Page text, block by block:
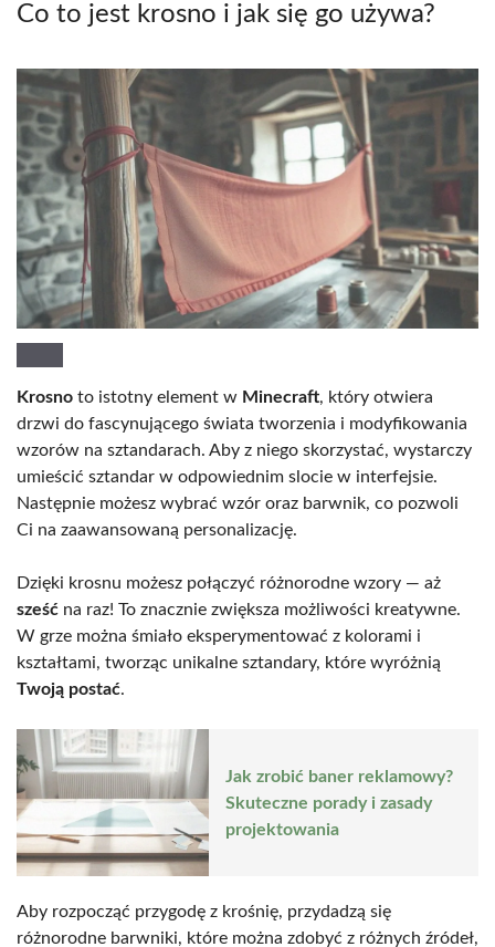
Co to jest krosno i jak się go używa?
Krosno to istotny element w Minecraft, który otwiera
drzwi do fascynującego świata tworzenia i modyfikowania
wzorów na sztandarach. Aby z niego skorzystać, wystarczy
umieścić sztandar w odpowiednim slocie w interfejsie.
Następnie możesz wybrać wzór oraz barwnik, co pozwoli
Ci na zaawansowaną personalizację.
Dzięki krosnu możesz połączyć różnorodne wzory — aż
sześć na raz! To znacznie zwiększa możliwości kreatywne.
W grze można śmiało eksperymentować z kolorami i
kształtami, tworząc unikalne sztandary, które wyróżnią
Twoją postać.
Jak zrobić baner reklamowy?
Skuteczne porady i zasady
projektowania
Aby rozpocząć przygodę z krośnię, przydadzą się
różnorodne barwniki, które można zdobyć z różnych źródeł,